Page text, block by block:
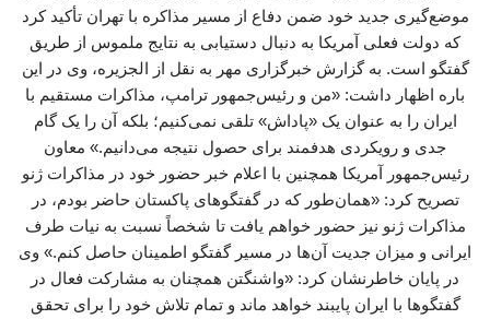
موضع‌گیری جدید خود ضمن دفاع از مسیر مذاکره با تهران تأکید کرد
که دولت فعلی آمریکا به دنبال دستیابی به نتایج ملموس از طریق
گفتگو است. به گزارش خبرگزاری مهر به نقل از الجزیره، وی در این
باره اظهار داشت: «من و رئیس‌جمهور ترامپ، مذاکرات مستقیم با
ایران را به عنوان یک «پاداش» تلقی نمی‌کنیم؛ بلکه آن را یک گام
جدی و رویکردی هدفمند برای حصول نتیجه می‌دانیم.» معاون
رئیس‌جمهور آمریکا همچنین با اعلام خبر حضور خود در مذاکرات ژنو
تصریح کرد: «همان‌طور که در گفتگوهای پاکستان حاضر بودم، در
مذاکرات ژنو نیز حضور خواهم یافت تا شخصاً نسبت به نیات طرف
ایرانی و میزان جدیت آن‌ها در مسیر گفتگو اطمینان حاصل کنم.» وی
در پایان خاطرنشان کرد: «واشنگتن همچنان به مشارکت فعال در
گفتگوها با ایران پایبند خواهد ماند و تمام تلاش خود را برای تحقق